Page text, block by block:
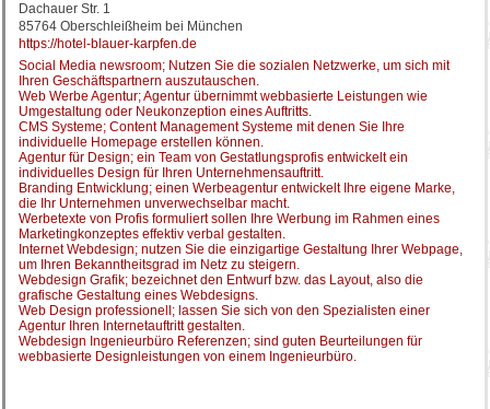
Dachauer Str. 1
85764 Oberschleißheim bei München
https://hotel-blauer-karpfen.de
Social Media newsroom; Nutzen Sie die sozialen Netzwerke, um sich mit
Ihren Geschäftspartnern auszutauschen.
Web Werbe Agentur; Agentur übernimmt webbasierte Leistungen wie
Umgestaltung oder Neukonzeption eines Auftritts.
CMS Systeme; Content Management Systeme mit denen Sie Ihre
individuelle Homepage erstellen können.
Agentur für Design; ein Team von Gestatlungsprofis entwickelt ein
individuelles Design für Ihren Unternehmensauftritt.
Branding Entwicklung; einen Werbeagentur entwickelt Ihre eigene Marke,
die Ihr Unternehmen unverwechselbar macht.
Werbetexte von Profis formuliert sollen Ihre Werbung im Rahmen eines
Marketingkonzeptes effektiv verbal gestalten.
Internet Webdesign; nutzen Sie die einzigartige Gestaltung Ihrer Webpage,
um Ihren Bekanntheitsgrad im Netz zu steigern.
Webdesign Grafik; bezeichnet den Entwurf bzw. das Layout, also die
grafische Gestaltung eines Webdesigns.
Web Design professionell; lassen Sie sich von den Spezialisten einer
Agentur Ihren Internetauftritt gestalten.
Webdesign Ingenieurbüro Referenzen; sind guten Beurteilungen für
webbasierte Designleistungen von einem Ingenieurbüro.